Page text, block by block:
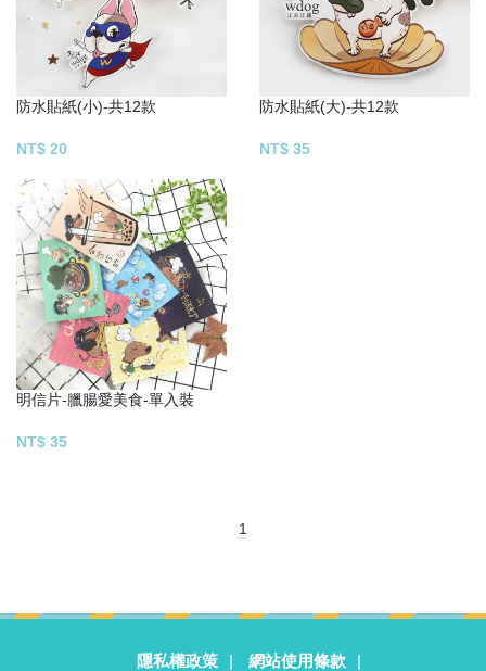
防水貼紙(小)-共12款
NT$ 20
防水貼紙(大)-共12款
NT$ 35
明信片-臘腸愛美食-單入裝
NT$ 35
1
隱私權政策 | 網站使用條款 |